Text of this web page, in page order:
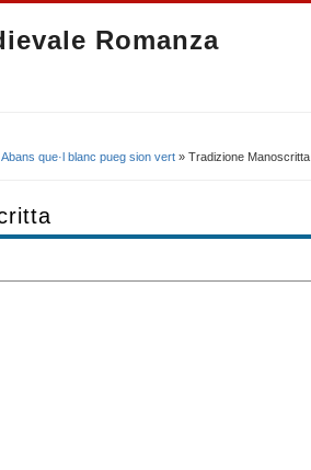
Romanza
Abans que·l blanc pueg sion vert » Tradizione Manoscritta